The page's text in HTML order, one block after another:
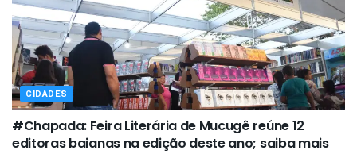
CIDADES
#Chapada: Feira Literária de Mucugê reúne 12
editoras baianas na edição deste ano; saiba mais